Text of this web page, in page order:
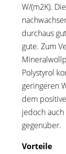
W/(m2K).
durchaus
gute. Zum
Polystyrol
geringeren
dem
jedoch
gegenüber.
Vorteile